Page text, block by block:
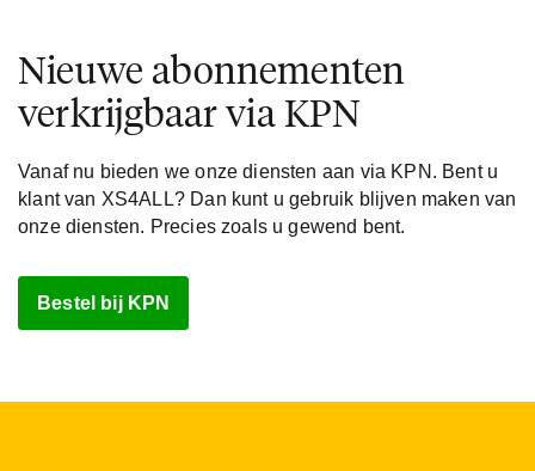
Nieuwe abonnementen
verkrijgbaar via KPN
Vanaf nu bieden we onze diensten aan via KPN. Bent u
klant van XS4ALL? Dan kunt u gebruik blijven maken van
onze diensten. Precies zoals u gewend bent.
Bestel bij KPN